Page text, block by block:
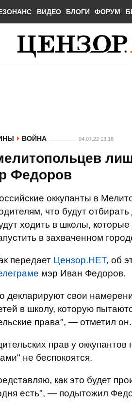
ВИДЕО БЛОГИ ФОРУМ
ВОЙНА 04.07.22 13:18
Федоров
оккупанты в
что будут
ходить в школы,
в захваченном
передает Цензор.НЕТ, об
мэр Иван Федоров.
свои
в школу, которую
права", — отметил он.
прав у оккупантов
не беспокоятся.
как это будет
есть", — подытожил